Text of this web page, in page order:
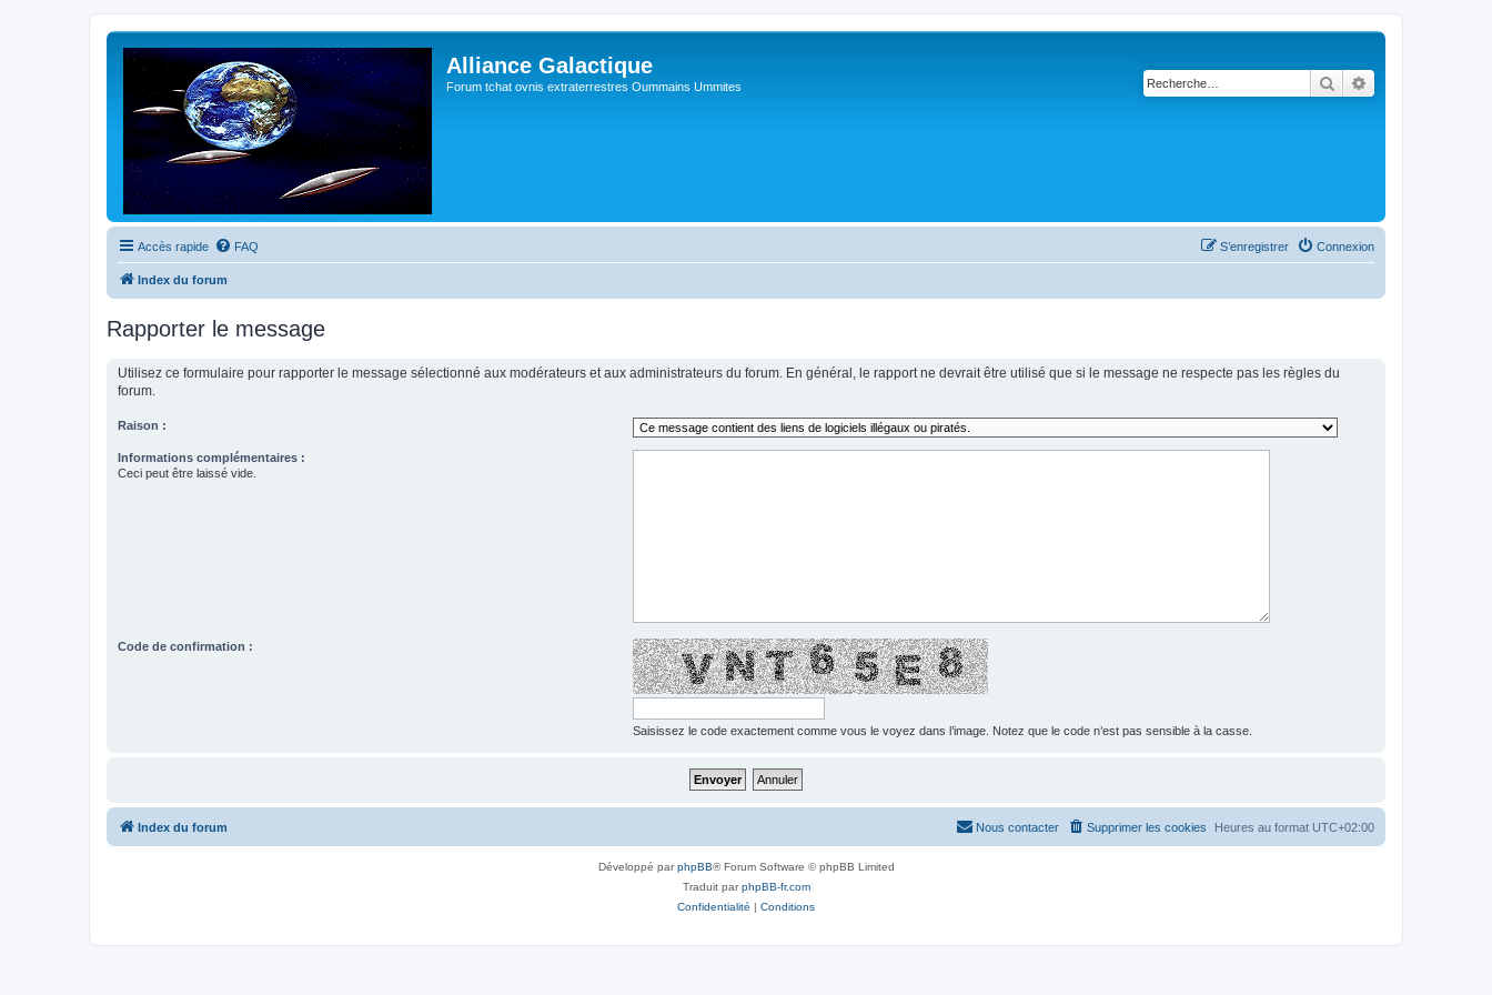
Alliance Galactique
Forum tchat ovnis extraterrestres Oummains Ummites Rechercher
Accès rapide FAQ Connexion
S’enregistrer
Index du forum
Rapporter le message
Utilisez ce formulaire pour rapporter le message sélectionné aux modérateurs et aux administrateurs du forum. En général, le rapport ne devrait être utilisé que si le message ne respecte pas les règles du
forum.
Raison :
Informations complémentaires :
Ceci peut être laissé vide.
Code de confirmation :
Saisissez le code exactement comme vous le voyez dans l’image. Notez que le code n’est pas sensible à la casse.
Index du forum Heures au format UTC+02:00
Supprimer les cookies
Nous contacter
Développé parphpBB® Forum Software © phpBB Limited
Traduit parphpBB-fr.com
Confidentialité | Conditions